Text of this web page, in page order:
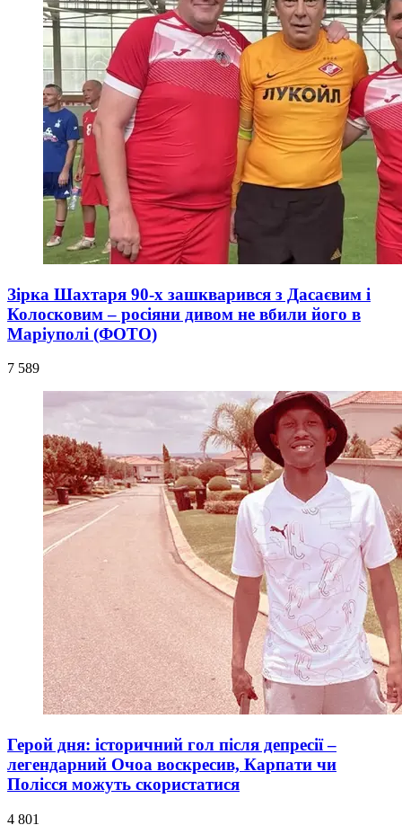
Зірка Шахтаря 90-х зашкварився з Дасаєвим і
Колосковим – росіяни дивом не вбили його в
Маріуполі (ФОТО)
7 589
Герой дня: історичний гол після депресії –
легендарний Очоа воскресив, Карпати чи
Полісся можуть скористатися
4 801